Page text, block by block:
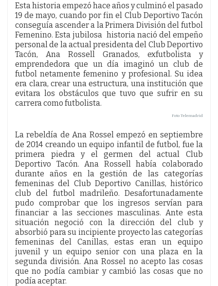
Esta historia empezó hace años y culminó el pasado
19 de mayo, cuando por fin el Club Deportivo Tacón
conseguía ascender a la Primera División del futbol
Femenino. Esta jubilosa historia nació del empeño
personal de la actual presidenta del Club Deportivo
Tacón, Ana Rossell Granados, exfutbolista y
emprendedora que un día imaginó un club de
futbol netamente femenino y profesional. Su idea
era clara, crear una estructura, una institución que
evitara los obstáculos que tuvo que sufrir en su
carrera como futbolista.
Foto Telemadrid
La rebeldía de Ana Rossel empezó en septiembre
de 2014 creando un equipo infantil de futbol, fue la
primera piedra y el germen del actual Club
Deportivo Tacón. Ana Rossell había colaborado
durante años en la gestión de las categorías
femeninas del Club Deportivo Canillas, histórico
club del futbol madrileño. Desafortunadamente
pudo comprobar que los ingresos servían para
financiar a las secciones masculinas. Ante esta
situación negoció con la dirección del club y
absorbió para su incipiente proyecto las categorías
femeninas del Canillas, estas eran un equipo
juvenil y un equipo senior con una plaza en la
segunda división. Ana Rossel no acepto las cosas
que no podía cambiar y cambió las cosas que no
podía aceptar.